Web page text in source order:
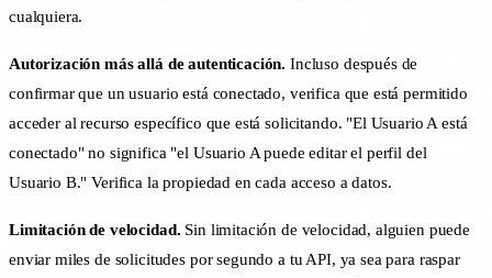
cualquiera.
Autorización más allá de autenticación. Incluso después de
confirmar que un usuario está conectado, verifica que está permitido
acceder al recurso específico que está solicitando. "El Usuario A está
conectado" no significa "el Usuario A puede editar el perfil del
Usuario B." Verifica la propiedad en cada acceso a datos.
Limitación de velocidad. Sin limitación de velocidad, alguien puede
enviar miles de solicitudes por segundo a tu API, ya sea para raspar